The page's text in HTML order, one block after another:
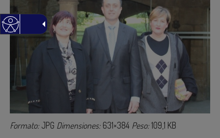
Formato: JPG Dimensiones: 631×384 Peso:109,1 KB